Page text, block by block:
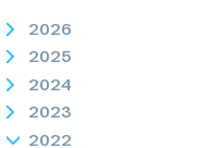
2026
2025
2024
2023
2022